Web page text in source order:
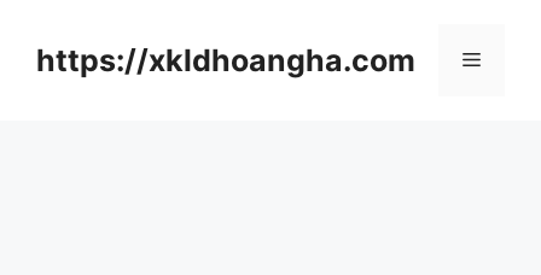
https://xkldhoangha.com 메